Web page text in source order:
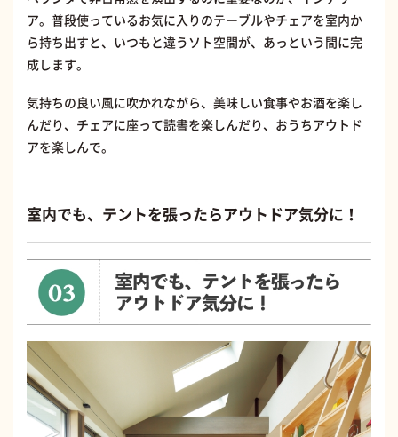
ア。普段使っているお気に入りのテーブルやチェアを室内か
ら持ち出すと、いつもと違うソト空間が、あっという間に完
成します。
気持ちの良い風に吹かれながら、美味しい食事やお酒を楽し
んだり、チェアに座って読書を楽しんだり、おうちアウトド
アを楽しんで。
室内でも、テントを張ったらアウトドア気分に！